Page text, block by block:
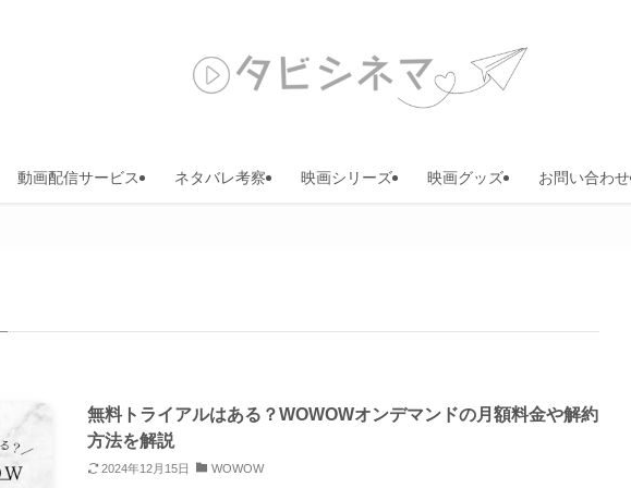
動画配信サービス ネタバレ考察 映画シリーズ 映画グッズ お問い合わせ
無料トライアルはある？WOWOWオンデマンドの月額料金や解約
方法を解説
2024年12月15日 WOWOW